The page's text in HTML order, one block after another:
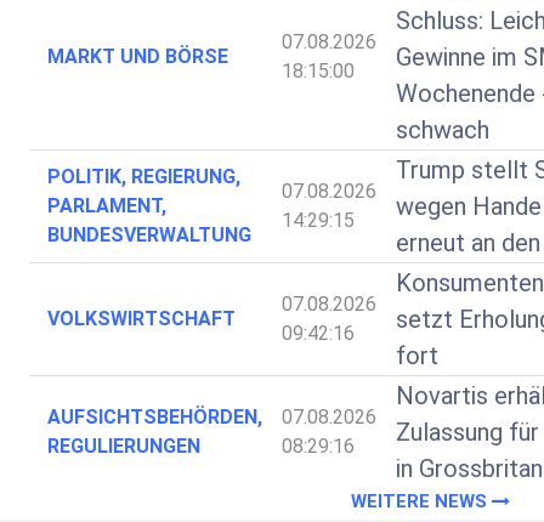
MARKT UND BÖRSE
07.08.2026
18:15:00
Schluss:
Gewinne im
Wochenende
schwach
POLITIK, REGIERUNG,
PARLAMENT,
BUNDESVERWALTUNG
07.08.2026
14:29:15
Trump stellt
wegen
erneut an
VOLKSWIRTSCHAFT
07.08.2026
09:42:16
setzt
fort
AUFSICHTSBEHÖRDEN,
REGULIERUNGEN
07.08.2026
08:29:16
Novartis
Zulassung
in
WEITERE NEWS